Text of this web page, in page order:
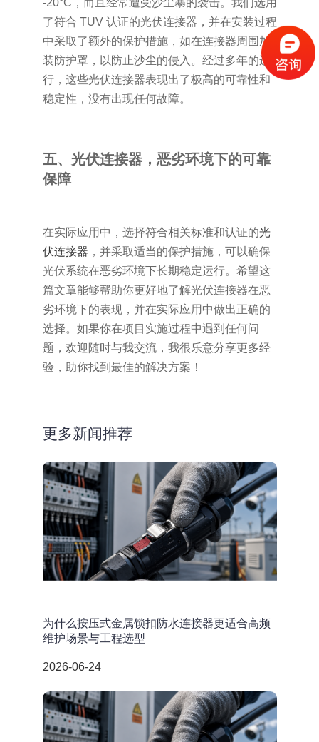
-20°C，而且经常遭受沙尘暴的袭击。我们选用
了符合 TUV 认证的光伏连接器，并在安装过程
中采取了额外的保护措施，如在连接器周围加
装防护罩，以防止沙尘的侵入。经过多年的运
行，这些光伏连接器表现出了极高的可靠性和
稳定性，没有出现任何故障。
五、光伏连接器，恶劣环境下的可靠
保障
在实际应用中，选择符合相关标准和认证的光
伏连接器 ，并采取适当的保护措施，可以确保
光伏系统在恶劣环境下长期稳定运行。希望这
篇文章能够帮助你更好地了解光伏连接器在恶
劣环境下的表现，并在实际应用中做出正确的
选择。如果你在项目实施过程中遇到任何问
题，欢迎随时与我交流，我很乐意分享更多经
验，助你找到最佳的解决方案！
更多新闻推荐
为什么按压式金属锁扣防水连接器更适合高频
维护场景与工程选型
2026-06-24